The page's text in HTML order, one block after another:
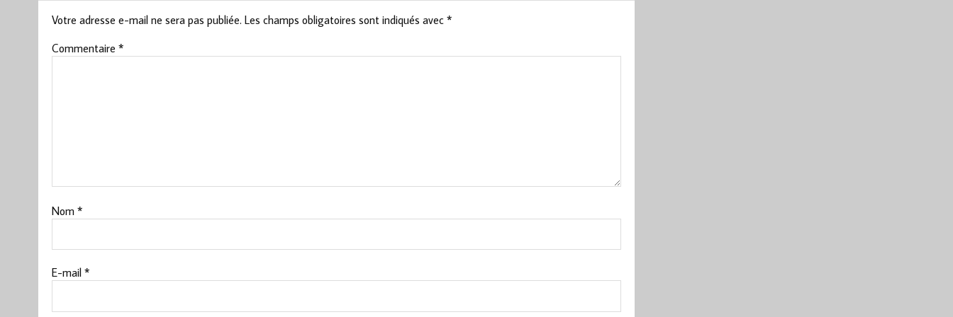
Votre adresse e-mail ne sera pas publiée. Les champs obligatoires sont indiqués avec *
Commentaire *
Nom *
E-mail *